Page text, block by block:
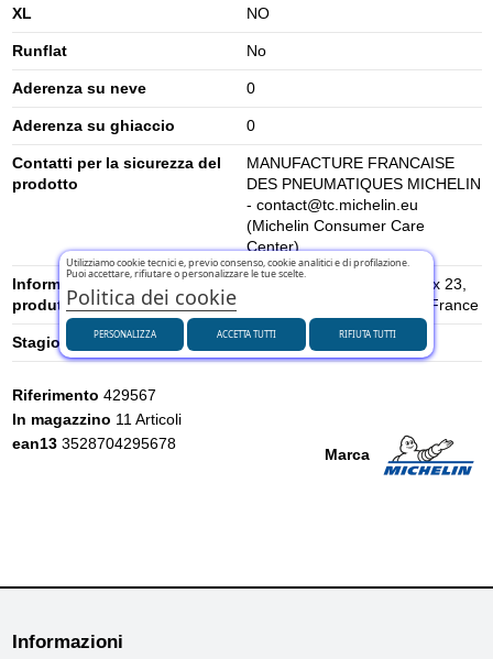
XL NO
Runflat No
Aderenza su neve 0
Aderenza su ghiaccio 0
Contatti per la sicurezza del
prodotto
MANUFACTURE FRANCAISE
DES PNEUMATIQUES MICHELIN
- contact@tc.michelin.eu
(Michelin Consumer Care
Center)
Informazioni di sicurezza del
produttore
place des Carmes-Déchaux 23,
63000 Clermont-Ferrand, France
Stagione Estivi
Marca
Riferimento 429567
In magazzino 11 Articoli
ean13 3528704295678
Informazioni
Utilizziamo cookie tecnici e, previo consenso, cookie analitici e di profilazione.
Puoi accettare, rifiutare o personalizzare le tue scelte.
Politica dei cookie
PERSONALIZZA RIFIUTA TUTTI
ACCETTA TUTTI